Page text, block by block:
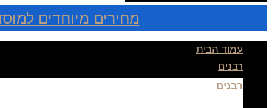
מחירים מיוחדים
עמוד הבית
רבנים
רבנים